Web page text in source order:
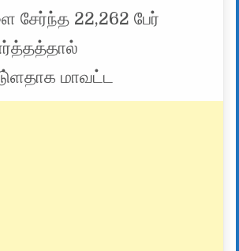
சேர்ந்த 22,262 பேர்
மாவட்ட